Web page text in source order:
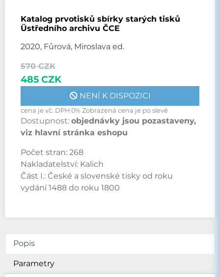
Katalog prvotisků sbírky starých tisků
Üstředního archivu ČCE
2020, Fůrová, Miroslava ed.
570 CZK
485 CZK
NENÍ K DISPOZICI
cena je vč. DPH 0% Zobrazená cena je po slevě
Dostupnost: objednávky jsou pozastaveny,
viz hlavní stránka eshopu
Počet stran: 268
Nakladatelství: Kalich
Část I.: České a slovenské tisky od roku
vydání 1488 do roku 1800
Popis
Parametry